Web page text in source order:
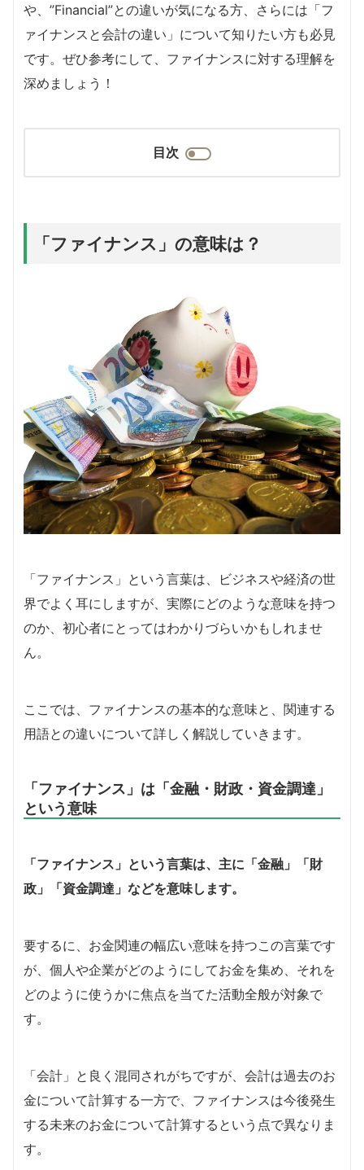
や、”Financial”との違いが気になる方、さらには「フ
ァイナンスと会計の違い」について知りたい方も必見
です。ぜひ参考にして、ファイナンスに対する理解を
深めましょう！
目次
「ファイナンス」の意味は？
「ファイナンス」という言葉は、ビジネスや経済の世
界でよく耳にしますが、実際にどのような意味を持つ
のか、初心者にとってはわかりづらいかもしれませ
ん。
ここでは、ファイナンスの基本的な意味と、関連する
用語との違いについて詳しく解説していきます。
「ファイナンス」は「金融・財政・資金調達」
という意味
「ファイナンス」という言葉は、主に「金融」「財
政」「資金調達」などを意味します。
要するに、お金関連の幅広い意味を持つこの言葉です
が、個人や企業がどのようにしてお金を集め、それを
どのように使うかに焦点を当てた活動全般が対象で
す。
「会計」と良く混同されがちですが、会計は過去のお
金について計算する一方で、ファイナンスは今後発生
する未来のお金について計算するという点で異なりま
す。